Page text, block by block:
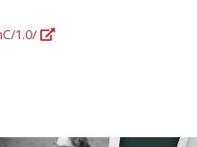
1.0/